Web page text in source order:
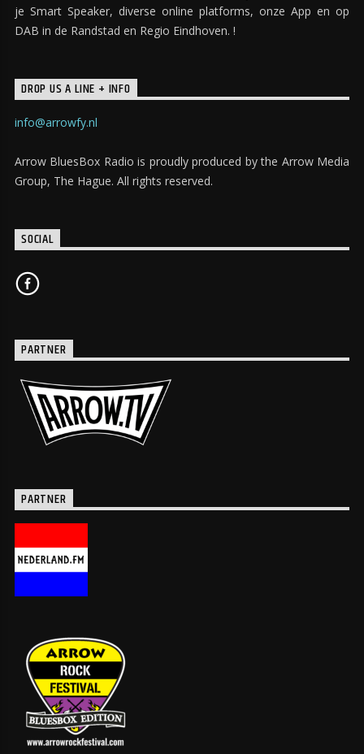
je Smart Speaker, diverse online platforms, onze App en op
DAB in de Randstad en Regio Eindhoven. !
DROP US A LINE + INFO
info@arrowfy.nl
Arrow BluesBox Radio is proudly produced by the Arrow Media
Group, The Hague. All rights reserved.
SOCIAL
PARTNER
PARTNER